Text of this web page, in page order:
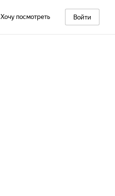
Хочу посмотреть Войти